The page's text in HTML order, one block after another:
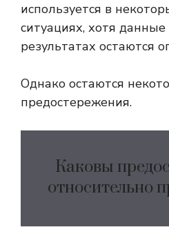
используется в
ситуациях, хотя
результатах остаются
Однако остаются
предостережения.
Каковы
относительно